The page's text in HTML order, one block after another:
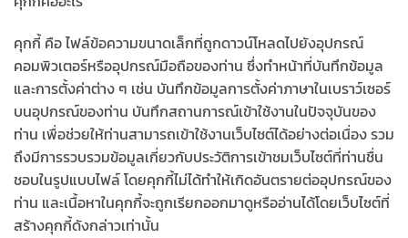
คุกกี้ คือ ไฟล์ข้อความขนาดเล็กที่ถูกดาวน์โหลดไปยังอุปกรณ์
คอมพิวเตอร์หรืออุปกรณ์มือถือของท่าน ซึ่งทำหน้าที่บันทึกข้อมูล
และการตั้งค่าต่าง ๆ เช่น บันทึกข้อมูลการตั้งค่าภาษาในเบราว์เซอร์
บนอุปกรณ์ของท่าน บันทึกสถานการณ์เข้าใช้งานในปัจจุบันของ
ท่าน เพื่อช่วยให้ท่านสามารถเข้าใช้งานเว็บไซต์ได้อย่างต่อเนื่อง รวม
ถึงมีการรวบรวมข้อมูลเกี่ยวกับประวัติการเข้าชมเว็บไซต์ที่ท่านชื่น
ชอบในรูปแบบไฟล์ โดยคุกกี้ไม่ได้ทำให้เกิดอันตรายต่ออุปกรณ์ของ
ท่าน และเนื้อหาในคุกกี้จะถูกเรียกออกมาดูหรืออ่านได้โดยเว็บไซต์ที่
สร้างคุกกี้ดังกล่าวเท่านั้น